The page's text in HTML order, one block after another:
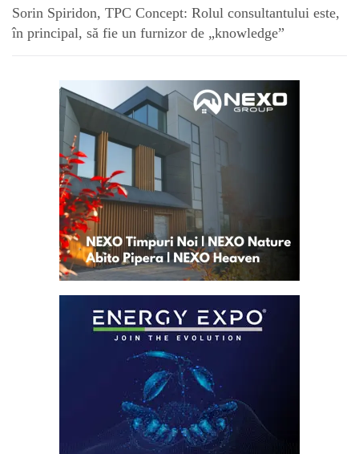
Sorin Spiridon, TPC Concept: Rolul consultantului este,
în principal, să fie un furnizor de „knowledge”